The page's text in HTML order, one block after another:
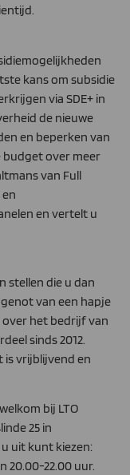
kans om subsidie
via SDE+ in
de nieuwe
en beperken van
budget over meer
van Full
en vertelt u
stellen die u dan
van een hapje
het bedrijf van
sinds 2012.
is vrijblijvend en
bij LTO
25 in
uit kunt kiezen:
20.00-22.00 uur.